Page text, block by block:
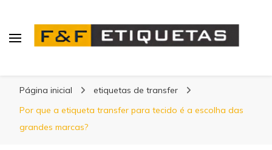
Página inicial
etiquetas de transfer
Por que a etiqueta transfer para tecido é a escolha das
grandes marcas?